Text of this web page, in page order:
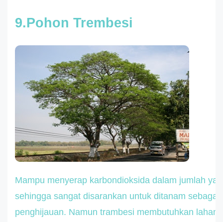
9.Pohon Trembesi
Mampu menyerap karbondioksida dalam jumlah
sehingga sangat disarankan untuk ditanam sebagai
penghijauan. Namun trambesi membutuhkan lahan